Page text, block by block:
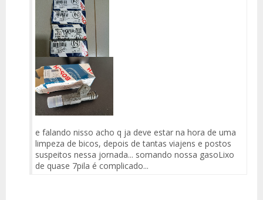
e falando nisso acho q ja deve estar na hora de uma
limpeza de bicos, depois de tantas viajens e postos
suspeitos nessa jornada... somando nossa gasoLixo
de quase 7pila é complicado...